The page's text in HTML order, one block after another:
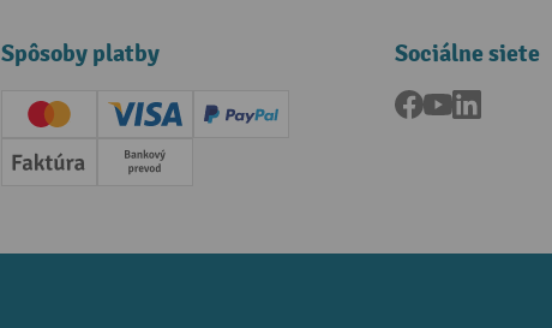
Spôsoby platby
Creditcard (Master)Creditcard (Visa)
PayPal
Faktúra Predplatba
Sociálne siete
Facebook
YouTube